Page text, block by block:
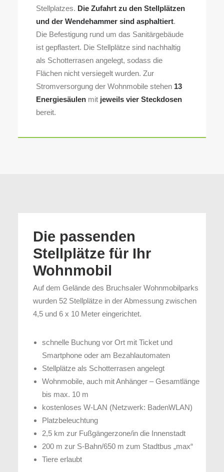
Stellplatzes. Die Zufahrt zu den Stellplätzen
und der Wendehammer sind asphaltiert.
Die Befestigung rund um das Sanitärgebäude
ist gepflastert. Die Stellplätze sind nachhaltig
als Schotterrasen angelegt, sodass die
Flächen nicht versiegelt wurden. Zur
Stromversorgung der Wohnmobile stehen 13
Energiesäulen mit jeweils vier Steckdosen
bereit.
Die passenden
Stellplätze für Ihr
Wohnmobil
Auf dem Gelände des Bruchsaler Wohnmobilparks
wurden 52 Stellplätze in der Abmessung zwischen
4,5 und 6 x 10 Meter eingerichtet.
schnelle Buchung vor Ort mit Ticket und
Smartphone oder am Bezahlautomaten
Stellplätze als Schotterrasen angelegt
Wohnmobile, auch mit Anhänger – Gesamtlänge
bis max. 10 m
kostenloses W-LAN (Netzwerk: BadenWLAN)
Platzbeleuchtung
2,5 km zur Fußgängerzone/in die Innenstadt
200 m zur S-Bahn/650 m zum Stadtbus „max“
Tiere erlaubt